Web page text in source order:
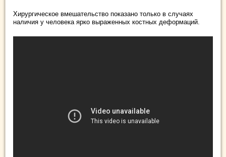
Хирургическое вмешательство показано только в случаях
наличия у человека ярко выраженных костных деформаций.